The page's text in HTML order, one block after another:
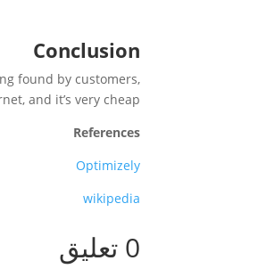
Conclusion
found by customers,
and it’s very cheap.
References
Optimizely
wikipedia
0 تعليق